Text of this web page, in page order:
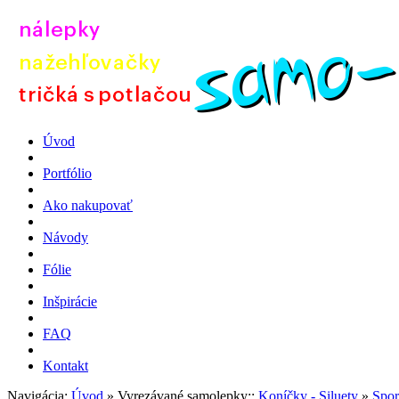
Úvod
Portfólio
Ako nakupovať
Návody
Fólie
Inšpirácie
FAQ
Kontakt
Navigácia: Úvod » Vyrezávané samolepky:: Koníčky - Siluety »